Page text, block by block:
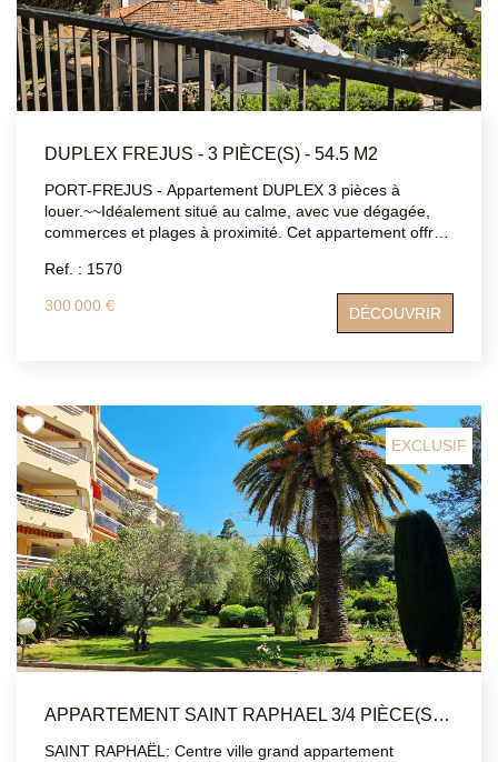
DUPLEX FREJUS - 3 PIÈCE(S) - 54.5 M2
PORT-FREJUS - Appartement DUPLEX 3 pièces à
louer.~~Idéalement situé au calme, avec vue dégagée,
commerces et plages à proximité. Cet appartement offre
donnant sur une belle terrasse, une chambre avec
placard, salle d'eau, WC indépendant. En mezzanine,
vous trouverez un bel espace à aménager en chambre et
coin bureau, ainsi qu'une salle de bain avec
Ref. : 1570
300 000 € DÉCOUVRIR
EXCLUSIF
APPARTEMENT SAINT RAPHAEL 3/4 PIÈCE(S) 96 M2
SAINT RAPHAËL: Centre ville grand appartement